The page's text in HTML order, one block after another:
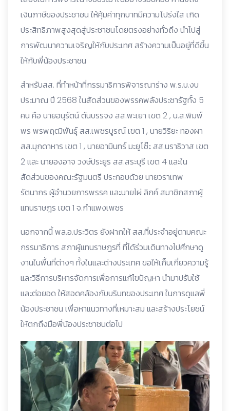
เงินภาษีของประชาชน ให้คุ้มค่าทุกบาทมีความโปร่งใส เกิด
ประสิทธิภาพสูงสุดสู่ประชาชนโดยตรงอย่างทั่วถึง นำไปสู่
การพัฒนาความเจริญให้กับประเทศ สร้างความเป็นอยู่ที่ดีขึ้น
ให้กับพี่น้องประชาชน
สำหรับสส. ที่ทำหน้าที่กรรมาธิการพิจารณาร่าง พ.ร.บ.งบ
ประมาณ ปี 2568 ในสัดส่วนของพรรคพลังประชารัฐทั้ง 5
คน คือ นายอนุรัตน์ ตันบรรจง สส.พะเยา เขต 2 , น.ส.พิมพ์
พร พรพฤฒิพันธุ์ สส.เพชรบูรณ์ เขต 1 , นายวิริยะ ทองผา
สส.มุกดาหาร เขต 1 , นายอามินทร์ มะยูโซ๊ะ สส.นราธิวาส เขต
2 และ นายองอาจ วงษ์ประยูร สส.สระบุรี เขต 4 และใน
สัดส่วนของคณะรัฐมนตรี ประกอบด้วย นายวราเทพ
รัตนากร ผู้อำนวยการพรรค และนายไผ่ ลิกค์ สมาชิกสภาผู้
แทนราษฎร เขต 1 จ.กำแพงเพชร
นอกจากนี้ พล.อ.ประวิตร ยังฝากให้ สส.ที่ประจำอยู่ตามคณะ
กรรมาธิการ สภาผู้แทนราษฎรที่ ที่ได้ร่วมเดินทางไปศึกษาดู
งานในพื้นที่ต่างๆ ทั้งในและต่างประเทศ ขอให้เก็บเกี่ยวความรู้
และวิธีการบริหารจัดการเพื่อการแก้ไขปัญหา นำมาปรับใช้
และต่อยอด ให้สอดคล้องกับบริบทของประเทศ ในการดูแลพี่
น้องประชาชน เพื่อหาแนวทางที่เหมาะสม และสร้างประโยชน์
ให้ตกถึงมือพี่น้องประชาชนต่อไป